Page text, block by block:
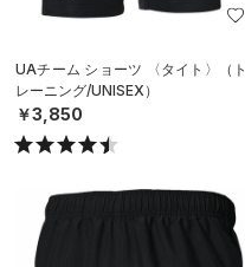
UAチーム ショーツ 〈タイト〉（ト
レーニング/UNISEX）
￥3,850